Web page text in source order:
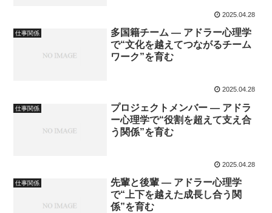
2025.04.28
仕事関係
多国籍チーム ― アドラー心理学
で“文化を越えてつながるチーム
ワーク”を育む
2025.04.28
仕事関係
プロジェクトメンバー ― アドラ
ー心理学で“役割を超えて支え合
う関係”を育む
2025.04.28
仕事関係
先輩と後輩 ― アドラー心理学
で“上下を越えた成長し合う関
係”を育む